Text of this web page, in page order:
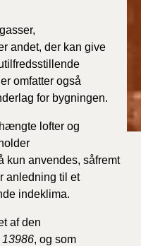
andet, der kan give
omfatter også
for bygningen.
lofter og
kun anvendes, såfremt
anledning til et
indeklima.
af den
, og som